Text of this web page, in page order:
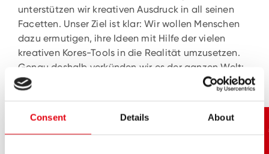
Consent Details About
unterstützen wir kreativen Ausdruck in all seinen
Facetten. Unser Ziel ist klar: Wir wollen Menschen
dazu ermutigen, ihre Ideen mit Hilfe der vielen
kreativen Kores-Tools in die Realität umzusetzen.
Genau deshalb verkünden wir es der ganzen Welt:
Kores. Erlebe die Freiheit deiner Ideen!